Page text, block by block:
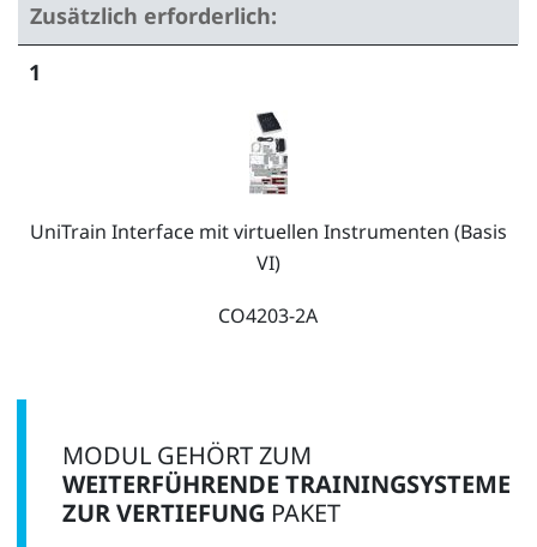
Zusätzlich erforderlich:
1
UniTrain Interface mit virtuellen Instrumenten (Basis
VI)
CO4203-2A
UniTrain Messzubehör, Shunts und Messleitungen
MODUL GEHÖRT ZUM
WEITERFÜHRENDE TRAININGSYSTEME
ZUR VERTIEFUNG PAKET